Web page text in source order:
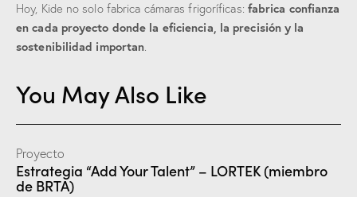
Hoy, Kide no solo fabrica cámaras frigoríficas: fabrica confianza
en cada proyecto donde la eficiencia, la precisión y la
sostenibilidad importan.
You May Also Like
Proyecto
Estrategia “Add Your Talent” – LORTEK (miembro
de BRTA)